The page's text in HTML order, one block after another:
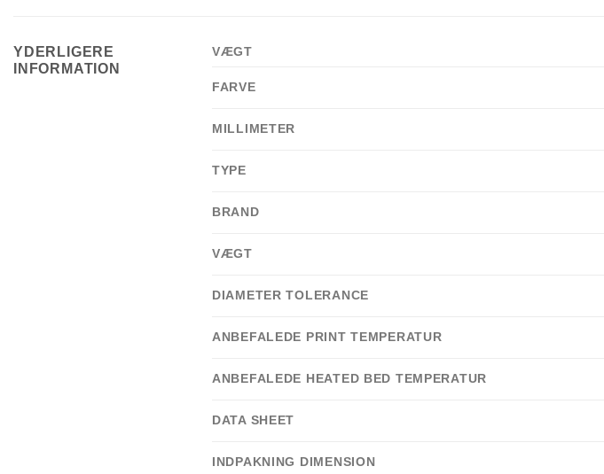
YDERLIGERE
INFORMATION
VÆGT
FARVE
MILLIMETER
TYPE
BRAND
VÆGT
DIAMETER TOLERANCE
ANBEFALEDE PRINT TEMPERATUR
ANBEFALEDE HEATED BED TEMPERATUR
DATA SHEET
INDPAKNING DIMENSION